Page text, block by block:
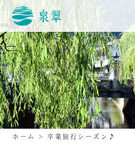
ホーム > 卒業旅行シーズン♪